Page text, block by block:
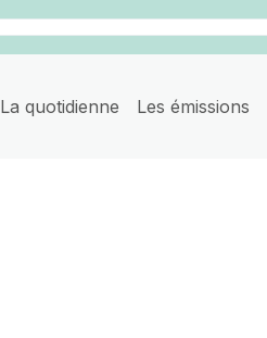
La quotidienne Les émissions